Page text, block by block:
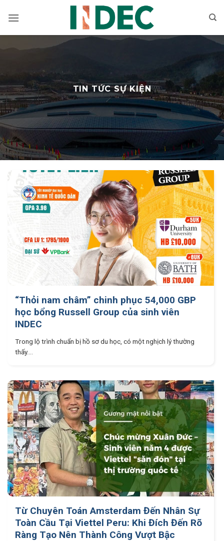
qua
TIN TỨC SỰ KIỆN
“Thỏi nam châm” chinh phục 54,000 GBP
học bổng Russell Group của sinh viên
INDEC
Trong lộ trình chuẩn bị hồ sơ du học, có một nghịch lý thường
thấy....
Từ Chuyên Toán Amsterdam Đến Nhân Sự
Toàn Cầu Tại Viettel Peru: Khi Đích Đến Rõ
Ràng Tạo Nên Thành Công Vượt Bậc